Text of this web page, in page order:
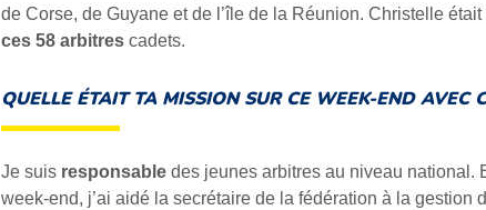
de Corse, de Guyane et de l’île de la Réunion. Christelle était
ces 58 arbitres cadets.
QUELLE ÉTAIT TA MISSION SUR CE WEEK-END AVEC
Je suis responsable des jeunes arbitres au niveau national.
week-end, j’ai aidé la secrétaire de la fédération à la gestion